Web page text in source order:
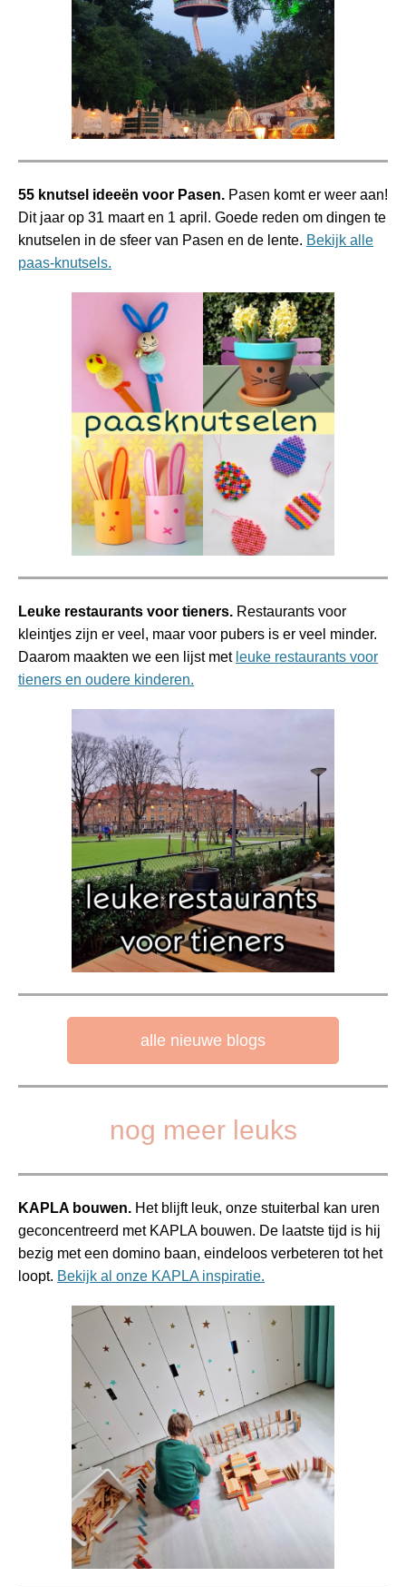
55 knutsel ideeën voor Pasen. Pasen komt er weer aan!
Dit jaar op 31 maart en 1 april. Goede reden om dingen te
knutselen in de sfeer van Pasen en de lente. Bekijk alle
paas-knutsels.
Leuke restaurants voor tieners. Restaurants voor
kleintjes zijn er veel, maar voor pubers is er veel minder.
Daarom maakten we een lijst met leuke restaurants voor
tieners en oudere kinderen.
alle nieuwe blogs
nog meer leuks
KAPLA bouwen. Het blijft leuk, onze stuiterbal kan uren
geconcentreerd met KAPLA bouwen. De laatste tijd is hij
bezig met een domino baan, eindeloos verbeteren tot het
loopt. Bekijk al onze KAPLA inspiratie.